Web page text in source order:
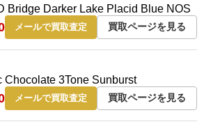
Bridge Darker Lake Placid Blue NOS
メールで買取査定 買取ページを見る
Chocolate 3Tone Sunburst
メールで買取査定 買取ページを見る